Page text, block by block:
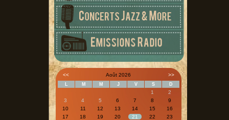
<< Août 2026 >>
L M M J V S D
1
2
3
4 5 6 7 8
9
10
11 12 13 14 15
16
17
18 19 20 21 22
23